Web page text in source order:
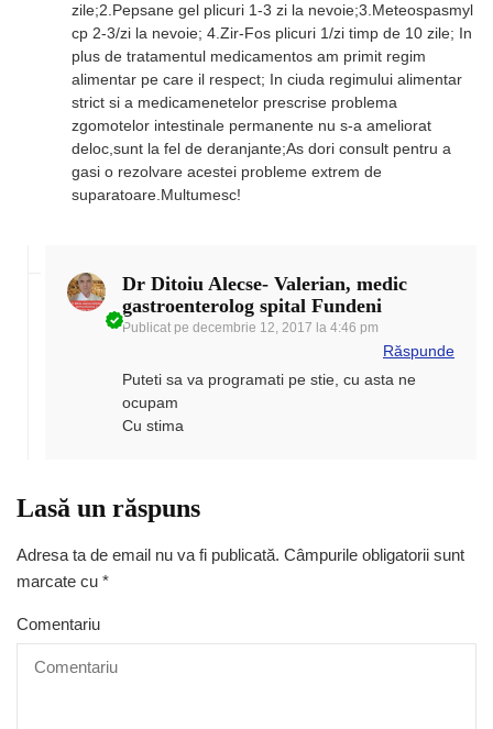
zile;2.Pepsane gel plicuri 1-3 zi la nevoie;3.Meteospasmyl
cp 2-3/zi la nevoie; 4.Zir-Fos plicuri 1/zi timp de 10 zile; In
plus de tratamentul medicamentos am primit regim
alimentar pe care il respect; In ciuda regimului alimentar
strict si a medicamenetelor prescrise problema
zgomotelor intestinale permanente nu s-a ameliorat
deloc,sunt la fel de deranjante;As dori consult pentru a
gasi o rezolvare acestei probleme extrem de
suparatoare.Multumesc!
Dr Ditoiu Alecse- Valerian, medic
gastroenterolog spital Fundeni
Publicat pe decembrie 12, 2017 la 4:46 pm
Răspunde
Puteti sa va programati pe stie, cu asta ne
ocupam
Cu stima
Lasă un răspuns
Adresa ta de email nu va fi publicată. Câmpurile obligatorii sunt
marcate cu *
Comentariu